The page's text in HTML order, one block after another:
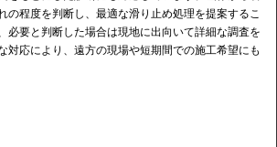
の程度を判断し、最適な滑り止め処理を提案するこ
必要と判断した場合は現地に出向いて詳細な調査を
対応により、遠方の現場や短期間での施工希望にも